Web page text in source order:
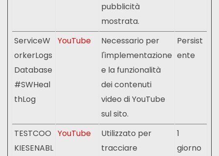
pubblicità
mostrata.
ServiceW
orkerLogs
Database
#SWHeal
thLog
YouTube
Necessario per
l'implementazione
e la funzionalità
dei contenuti
video di YouTube
sul sito.
Persist
ente
TESTCOO
KIESENABL
YouTube
Utilizzato per
tracciare
1
giorno